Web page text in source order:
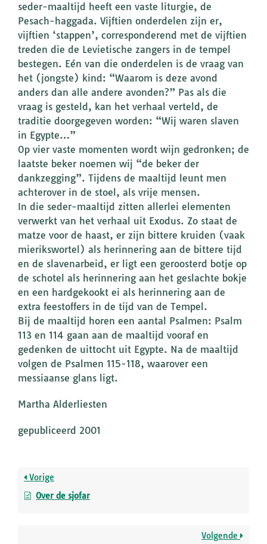
seder-maaltijd heeft een vaste liturgie, de
Pesach-haggada. Vijftien onderdelen zijn er,
vijftien ‘stappen’, corresponderend met de vijftien
treden die de Levietische zangers in de tempel
bestegen. Eén van die onderdelen is de vraag van
het (jongste) kind: “Waarom is deze avond
anders dan alle andere avonden?” Pas als die
vraag is gesteld, kan het verhaal verteld, de
traditie doorgegeven worden: “Wij waren slaven
in Egypte…”
Op vier vaste momenten wordt wijn gedronken; de
laatste beker noemen wij “de beker der
dankzegging”. Tijdens de maaltijd leunt men
achterover in de stoel, als vrije mensen.
In die seder-maaltijd zitten allerlei elementen
verwerkt van het verhaal uit Exodus. Zo staat de
matze voor de haast, er zijn bittere kruiden (vaak
mierikswortel) als herinnering aan de bittere tijd
en de slavenarbeid, er ligt een geroosterd botje op
de schotel als herinnering aan het geslachte bokje
en een hardgekookt ei als herinnering aan de
extra feestoffers in de tijd van de Tempel.
Bij de maaltijd horen een aantal Psalmen: Psalm
113 en 114 gaan aan de maaltijd vooraf en
gedenken de uittocht uit Egypte. Na de maaltijd
volgen de Psalmen 115-118, waarover een
messiaanse glans ligt.
Martha Alderliesten
gepubliceerd 2001
Vorige
Over de sjofar
Volgende